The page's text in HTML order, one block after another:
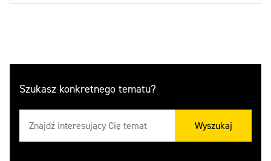
Szukasz konkretnego tematu?
Wyszukaj